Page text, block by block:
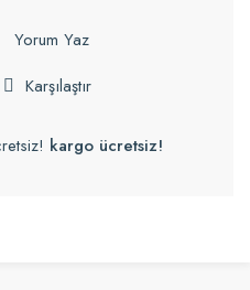
Yorum Yaz
Karşılaştır
kargo ücretsiz!